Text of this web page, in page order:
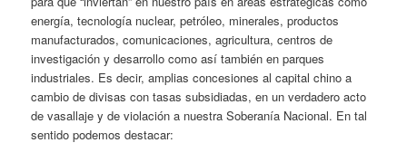
energía, tecnología nuclear, petróleo, minerales, productos
manufacturados, comunicaciones, agricultura, centros de
investigación y desarrollo como así también en parques
industriales. Es decir, amplias concesiones al capital chino a
cambio de divisas con tasas subsidiadas, en un verdadero acto
de vasallaje y de violación a nuestra Soberanía Nacional. En tal
sentido podemos destacar: